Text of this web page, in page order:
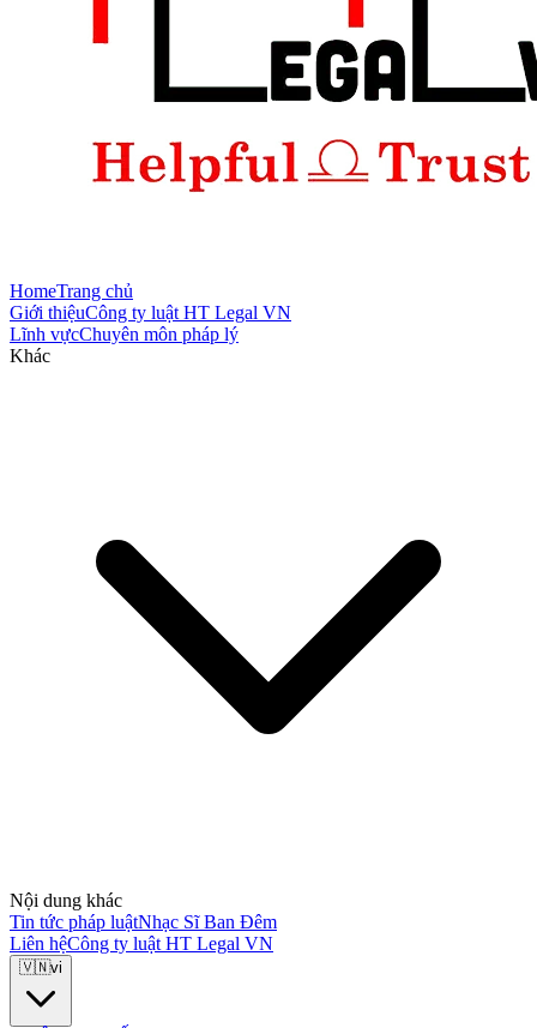
HomeTrang chủ
Giới thiệuCông ty luật HT Legal VN
Lĩnh vựcChuyên môn pháp lý
Khác
Nội dung khác
Tin tức pháp luậtNhạc Sĩ Ban Đêm
Liên hệCông ty luật HT Legal VN
🇻🇳vi